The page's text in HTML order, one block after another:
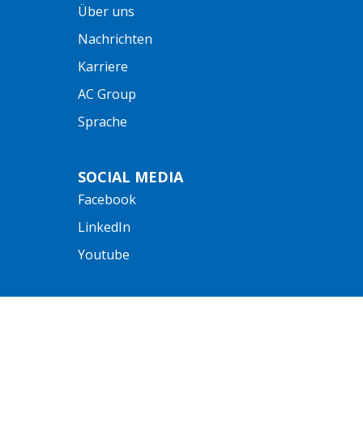
Über uns
Nachrichten
Karriere
AC Group
Sprache
SOCIAL MEDIA
Facebook
LinkedIn
Youtube